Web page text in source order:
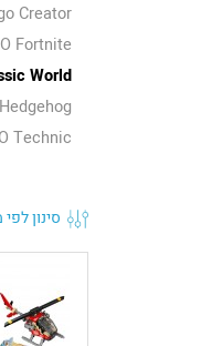
Creator
Fortnite
World
Technic
סינון